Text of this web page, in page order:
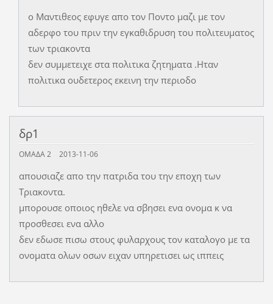
ο Μαντιθεος εφυγε απο τον Ποντο μαζι με τον
αδερφο του πριν την εγκαθιδρυση του πολιτευματος
των τριακοντα
δεν συμμετειχε στα πολιτικα ζητηματα .Ηταν
πολιτικα ουδετερος εκεινη την περιοδο
δρ1
ΟΜΑΔΑ 2 2013-11-06
απουσιαζε απο την πατριδα του την εποχη των
Τριακοντα.
μπορουσε οποιος ηθελε να σβησει ενα ονομα κ να
προσθεσει ενα αλλο
δεν εδωσε πισω στους φυλαρχους τον καταλογο με τα
ονοματα ολων οσων ειχαν υπηρετισει ως ιππεις